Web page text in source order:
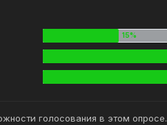
голосования в этом опросе.